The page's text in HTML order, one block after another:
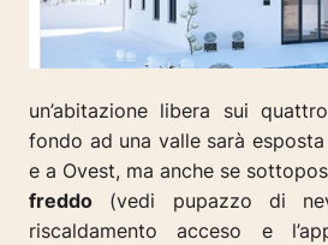
un’abitazione libera sui
fondo ad una valle sarà
e a Ovest, ma anche se
freddo (vedi pupazzo di
riscaldamento acceso e